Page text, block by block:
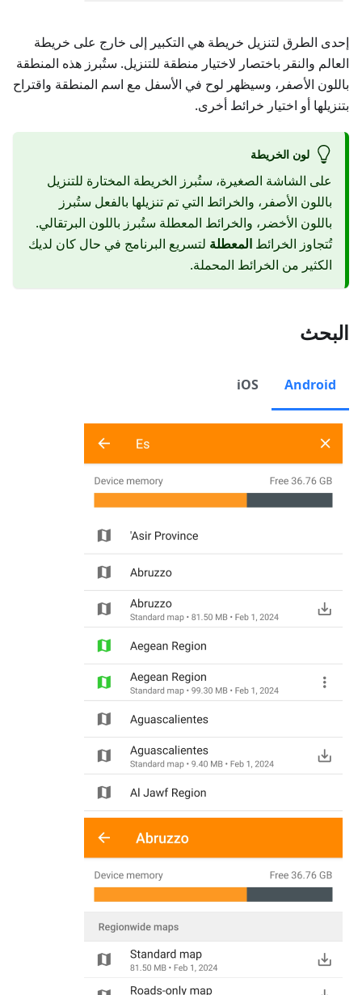
إحدى الطرق لتنزيل خريطة هي التكبير إلى خارج على خريطة
العالم والنقر باختصار لاختيار منطقة للتنزيل. ستُبرز هذه المنطقة
باللون الأصفر، وسيظهر لوح في الأسفل مع اسم المنطقة واقتراح
بتنزيلها أو اختيار خرائط أخرى.
لون الخريطة
على الشاشة الصغيرة، ستُبرز الخريطة المختارة للتنزيل
باللون الأصفر، والخرائط التي تم تنزيلها بالفعل ستُبرز
باللون الأخضر، والخرائط المعطلة ستُبرز باللون البرتقالي.
تُتجاوز الخرائط المعطلة لتسريع البرنامج في حال كان لديك
الكثير من الخرائط المحملة.
البحث
Android
iOS